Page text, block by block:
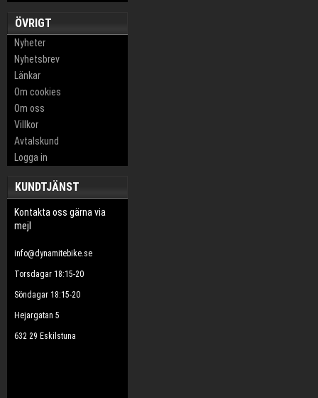
ÖVRIGT
Nyheter
Nyhetsbrev
Länkar
Om cookies
Om oss
Villkor
Avtalskund
Logga in
KUNDTJÄNST
Kontakta oss gärna via
mejl
info@dynamitebike.se
Torsdagar 18:15-20
Söndagar 18:15-20
Hejargatan 5
632 29 Eskilstuna